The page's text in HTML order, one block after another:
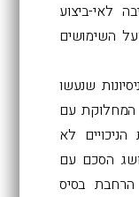
לאי-ביצוע
השימושים
שנעשו
המחלוקת עם
לא
הסכם עם
הרחבת בסיס